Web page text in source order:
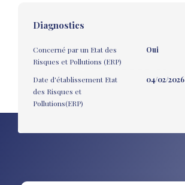
Diagnostics
Concerné par un Etat des
Risques et Pollutions (ERP)
Oui
Date d'établissement Etat
des Risques et
Pollutions(ERP)
04/02/2026